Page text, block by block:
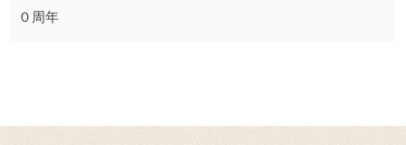
０周年